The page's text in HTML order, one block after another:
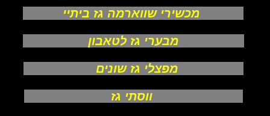
מכשירי שווארמה גז ביתיי
מבערי גז לטאבון
מפצלי גז שונים
ווסתי גז